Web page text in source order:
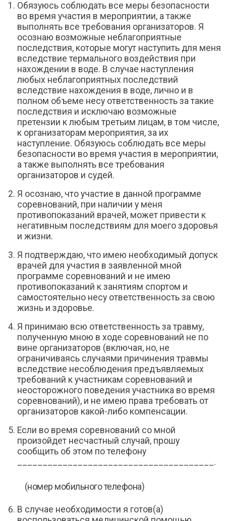
Обязуюсь соблюдать все меры безопасности
во время участия в мероприятии, а также
выполнять все требования организаторов. Я
осознаю возможные неблагоприятные
последствия, которые могут наступить для меня
вследствие термального воздействия при
нахождении в воде. В случае наступления
любых неблагоприятных последствий
вследствие нахождения в воде, лично и в
полном объеме несу ответственность за такие
последствия и исключаю возможные
претензии к любым третьим лицам, в том числе,
к организаторам мероприятия, за их
наступление. Обязуюсь соблюдать все меры
безопасности во время участия в мероприятии,
а также выполнять все требования
организаторов и судей.
Я осознаю, что участие в данной программе
соревнований, при наличии у меня
противопоказаний врачей, может привести к
негативным последствиям для моего здоровья
и жизни.
Я подтверждаю, что имею необходимый допуск
врачей для участия в заявленной мной
программе соревнований и не имею
противопоказаний к занятиям спортом и
самостоятельно несу ответственность за свою
жизнь и здоровье.
Я принимаю всю ответственность за травму,
полученную мною в ходе соревнований не по
вине организаторов (включая, но, не
ограничиваясь случаями причинения травмы
вследствие несоблюдения предъявляемых
требований к участникам соревнований и
неосторожного поведения участника во время
соревнований), и не имею права требовать от
организаторов какой-либо компенсации.
Если во время соревнований со мной
произойдет несчастный случай, прошу
сообщить об этом по телефону
_______________________________________.
(номер мобильного телефона)
В случае необходимости я готов(а)